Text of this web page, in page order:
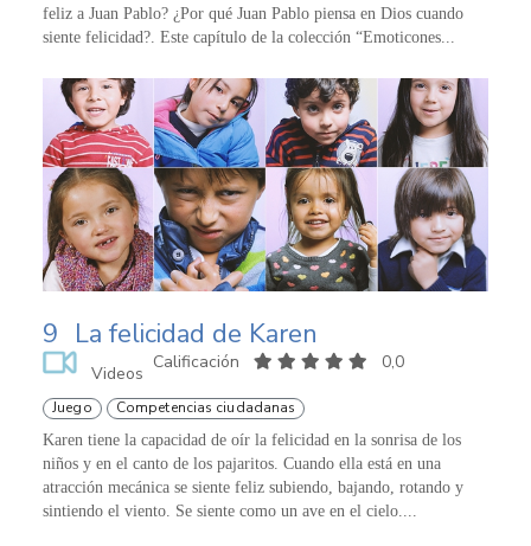
feliz a Juan Pablo? ¿Por qué Juan Pablo piensa en Dios cuando
siente felicidad?. Este capítulo de la colección “Emoticones...
9 La felicidad de Karen
Videos
Calificación 0,0
Juego Competencias ciudadanas
Karen tiene la capacidad de oír la felicidad en la sonrisa de los
niños y en el canto de los pajaritos. Cuando ella está en una
atracción mecánica se siente feliz subiendo, bajando, rotando y
sintiendo el viento. Se siente como un ave en el cielo....